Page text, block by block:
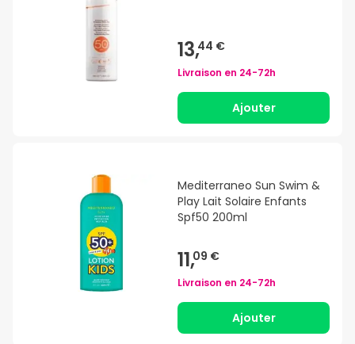
13,44 €
Livraison en 24-72h
Ajouter
Mediterraneo Sun Swim &
Play Lait Solaire Enfants
Spf50 200ml
11,09 €
Livraison en 24-72h
Ajouter